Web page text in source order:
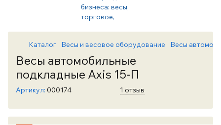
Каталог Весы и весовое оборудование Весы
Весы автомобильные
подкладные Axis 15-П
Артикул: 000174 1 отзыв